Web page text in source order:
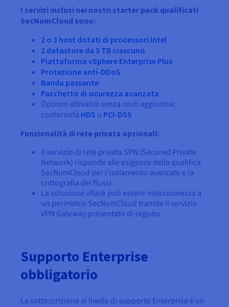
I servizi inclusi nei nostri starter pack qualificati
SecNumCloud sono:
2 o 3 host dotati di processori Intel
2 datastore da 3 TB ciascuno
Piattaforma vSphere Enterprise Plus
Protezione anti-DDoS
Banda passante
Pacchetto di sicurezza avanzata
Opzioni attivabili senza costi aggiuntivi:
conformità HDS o PCI-DSS
Funzionalità di rete privata opzionali:
Il servizio di rete privata SPN (Secured Private
Network) risponde alle esigenze della qualifica
SecNumCloud per l'isolamento avanzato e la
crittografia dei flussi
La soluzione vRack può essere interconnessa a
un perimetro SecNumCloud tramite il servizio
VPN Gateway presentato di seguito
Supporto Enterprise
obbligatorio
La sottoscrizione al livello di supporto Enterprise è un